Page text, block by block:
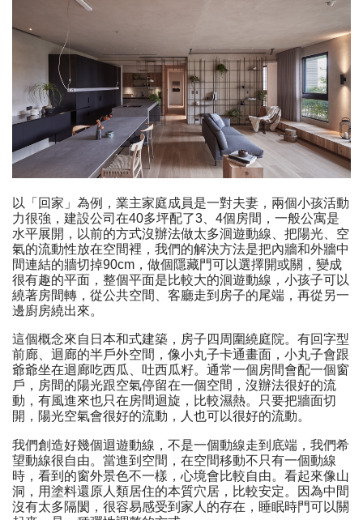
以「回家」為例，業主家庭成員是一對夫妻，兩個小孩活動
力很強，建設公司在40多坪配了3、4個房間，一般公寓是
水平展開，以前的方式沒辦法做太多洄遊動線、把陽光、空
氣的流動性放在空間裡，我們的解決方法是把內牆和外牆中
間連結的牆切掉90cm，做個隱藏門可以選擇開或關，變成
很有趣的平面，整個平面是比較大的洄遊動線，小孩子可以
繞著房間轉，從公共空間、客廳走到房子的尾端，再從另一
邊廚房繞出來。
這個概念來自日本和式建築，房子四周圍繞庭院。有回字型
前廊、迴廊的半戶外空間，像小丸子卡通畫面，小丸子會跟
爺爺坐在迴廊吃西瓜、吐西瓜籽。通常一個房間會配一個窗
戶，房間的陽光跟空氣停留在一個空間，沒辦法很好的流
動，有風進來也只在房間迴旋，比較濕熱。只要把牆面切
開，陽光空氣會很好的流動，人也可以很好的流動。
我們創造好幾個迴遊動線，不是一個動線走到底端，我們希
望動線很自由。當進到空間，在空間移動不只有一個動線
時，看到的窗外景色不一樣，心境會比較自由。看起來像山
洞，用塗料還原人類居住的本質穴居，比較安定。因為中間
沒有太多隔閡，很容易感受到家人的存在，睡眠時門可以關